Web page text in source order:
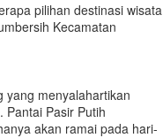
pilihan destinasi wisata
Kecamatan
yang menyalahartikan
Pantai Pasir Putih
akan ramai pada hari-